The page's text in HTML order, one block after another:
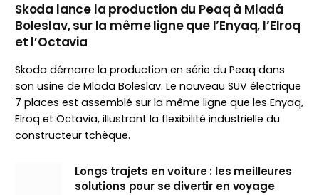
Skoda lance la production du Peaq à Mladá
Boleslav, sur la même ligne que l’Enyaq, l’Elroq
et l’Octavia
Skoda démarre la production en série du Peaq dans
son usine de Mlada Boleslav. Le nouveau SUV électrique
7 places est assemblé sur la même ligne que les Enyaq,
Elroq et Octavia, illustrant la flexibilité industrielle du
constructeur tchèque.
Longs trajets en voiture : les meilleures
solutions pour se divertir en voyage